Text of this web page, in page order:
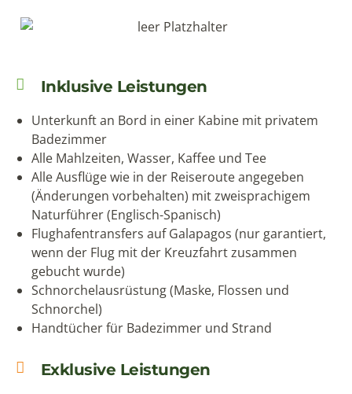
Inklusive Leistungen
Unterkunft an Bord in einer Kabine mit privatem
Badezimmer
Alle Mahlzeiten, Wasser, Kaffee und Tee
Alle Ausflüge wie in der Reiseroute angegeben
(Änderungen vorbehalten) mit zweisprachigem
Naturführer (Englisch-Spanisch)
Flughafentransfers auf Galapagos (nur garantiert,
wenn der Flug mit der Kreuzfahrt zusammen
gebucht wurde)
Schnorchelausrüstung (Maske, Flossen und
Schnorchel)
Handtücher für Badezimmer und Strand
Exklusive Leistungen